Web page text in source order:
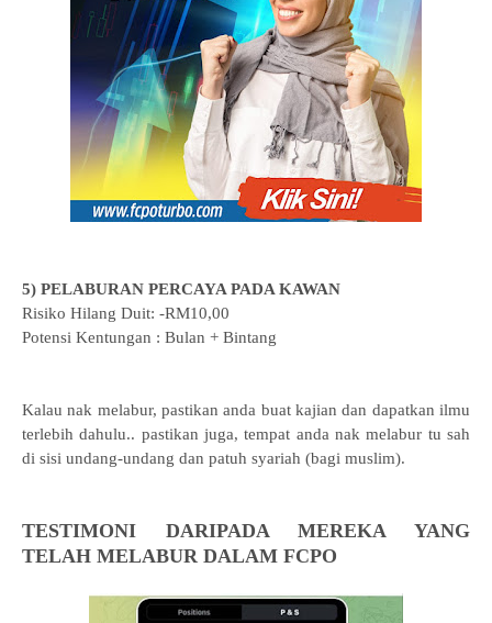
5) PELABURAN PERCAYA PADA KAWAN
Risiko Hilang Duit: -RM10,00
Potensi Kentungan : Bulan + Bintang
Kalau nak melabur, pastikan anda buat kajian dan dapatkan ilmu
terlebih dahulu.. pastikan juga, tempat anda nak melabur tu sah
di sisi undang-undang dan patuh syariah (bagi muslim).
TESTIMONI DARIPADA MEREKA YANG
TELAH MELABUR DALAM FCPO